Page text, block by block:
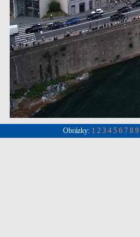
Obrázky: 1 2 3 4 5 6 7 8 9